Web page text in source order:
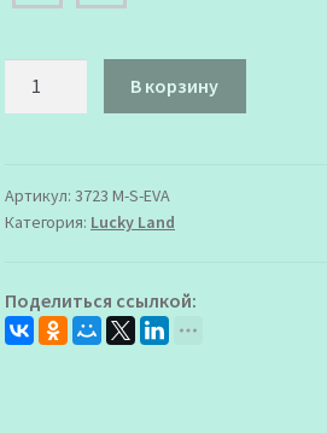
S-
EVA
Lucky
Land
В корзину
Артикул: 3723 M-S-EVA
Категория: Lucky Land
Поделиться ссылкой: